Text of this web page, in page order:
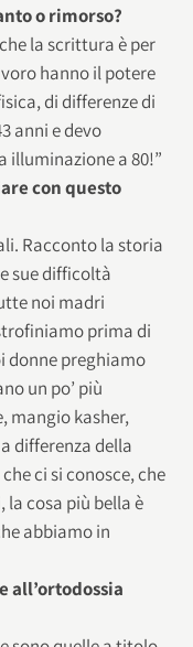
o rimorso?
la scrittura è per
hanno il potere
di differenze di
anni e devo
illuminazione a 80!”
con questo
Racconto la storia
sue difficoltà
noi madri
prima di
donne preghiamo
un po’ più
mangio kasher,
differenza della
ci si conosce, che
cosa più bella è
abbiamo in
all’ortodossia